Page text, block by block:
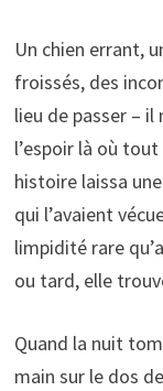
Un chien errant,
froissés, des
lieu de passer –
l’espoir là où
histoire laissa
qui l’avaient
limpidité rare
ou tard, elle
Quand la nuit
main sur le dos